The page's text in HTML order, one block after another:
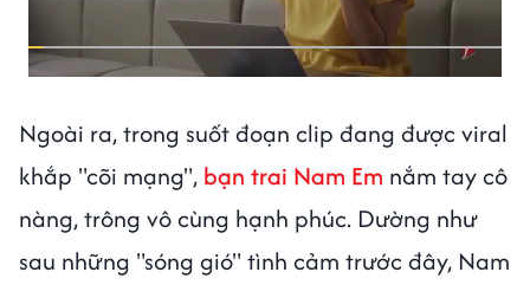
Ngoài ra, trong suốt đoạn clip đang được viral
khắp "cõi mạng", bạn trai Nam Em nắm tay cô
nàng, trông vô cùng hạnh phúc. Dường như
sau những "sóng gió" tình cảm trước đây, Nam